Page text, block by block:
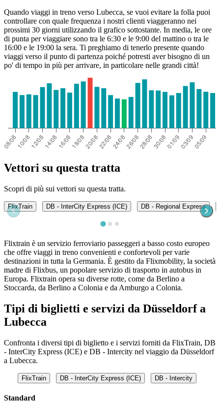
Quando viaggi in treno verso Lubecca, se vuoi evitare la folla puoi
controllare con quale frequenza i nostri clienti viaggeranno nei
prossimi 30 giorni utilizzando il grafico sottostante. In media, le ore
di punta per viaggiare sono tra le 6:30 e le 9:00 del mattino o tra le
16:00 e le 19:00 la sera. Ti preghiamo di tenerlo presente quando
viaggi verso il punto di partenza poiché potresti aver bisogno di un
po' di tempo in più per arrivare, in particolare nelle grandi città!
Vettori su questa tratta
Scopri di più sui vettori su questa tratta.
FlixTrain DB - InterCity Express (ICE) DB - Regional Express
Flixtrain è un servizio ferroviario passeggeri a basso costo europeo
che offre viaggi in treno convenienti e confortevoli per varie
destinazioni in tutta la Germania. È gestito da Flixmobility, la società
madre di Flixbus, un popolare servizio di trasporto in autobus in
Europa. Flixtrain opera su diverse rotte, come da Berlino a
Stoccarda, da Berlino a Colonia e da Amburgo a Colonia.
Tipi di biglietti e servizi da Düsseldorf a
Lubecca
Confronta i diversi tipi di biglietto e i servizi forniti da FlixTrain, DB
- InterCity Express (ICE) e DB - Intercity nel viaggio da Düsseldorf
a Lubecca.
FlixTrain DB - InterCity Express (ICE) DB - Intercity
Standard